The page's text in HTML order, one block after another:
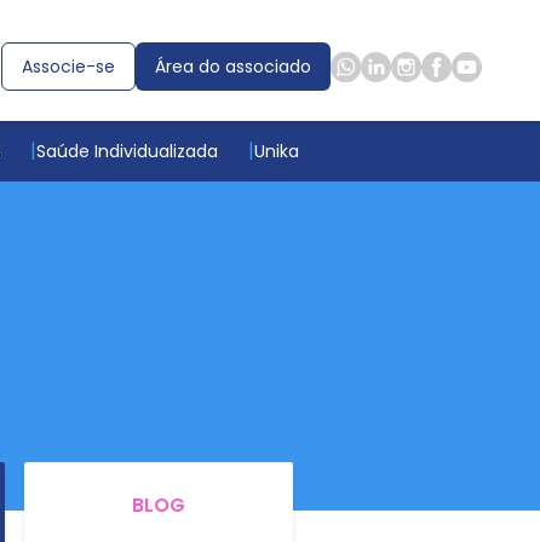
Associe-se Área do associado
Saúde Individualizada Unika
BLOG